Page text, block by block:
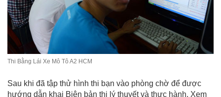
Thi Bằng Lái Xe Mô Tô A2 HCM
Sau khi đã tập thử hình thi bạn vào phòng chờ để được
hướng dẫn khai Biên bản thi lý thuyết và thực hành. Xem